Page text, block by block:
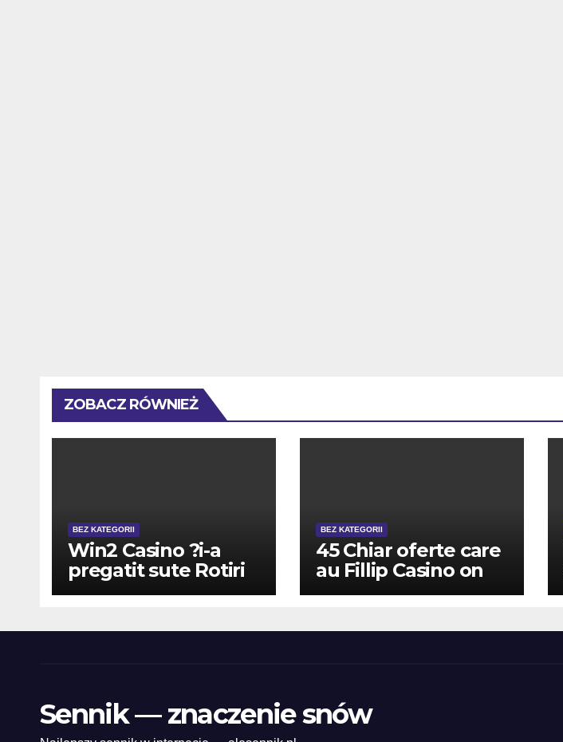
ZOBACZ RÓWNIEŻ
BEZ KATEGORII
Win2 Casino ?i-a
pregatit sute Rotiri
Gratuite In locul
BEZ KATEGORII
45 Chiar oferte care
au Fillip Casino on
Inregistrare De
de Depunere 2026
Sennik — znaczenie snów